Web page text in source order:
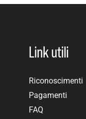
Link utili
Riconoscimenti
Pagamenti
FAQ